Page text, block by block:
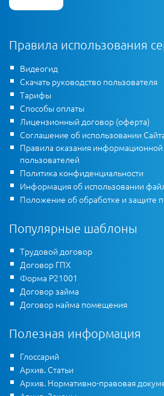
Правила использования
Видеогид
Скачать руководство пользователя
Тарифы
Способы оплаты
Лицензионный договор (оферта)
Соглашение об использовании
Правила оказания
пользователей
Политика конфиденциальности
Информация об использовании
Положение об обработке и защите
Популярные шаблоны
Трудовой договор
Договор ГПХ
Форма Р21001
Договор займа
Договор найма помещения
Полезная информация
Глоссарий
Архив. Статьи
Архив. Нормативно-правовая